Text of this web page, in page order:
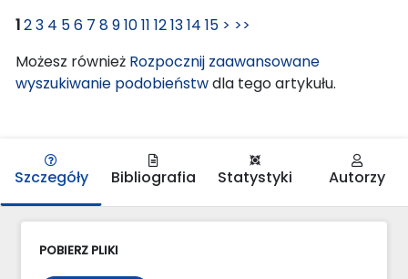
123 4 56 7 891011 121314 15 > >>
Możesz również Rozpocznij zaawansowane
wyszukiwanie podobieństwdla tego artykułu.
Szczegóły Bibliografia Statystyki Autorzy
POBIERZ PLIKI